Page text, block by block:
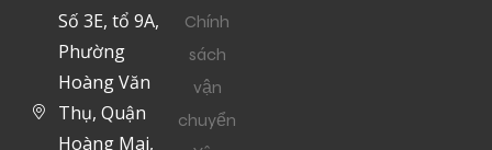
Số 3E, tổ 9A,
Phường
Hoàng Văn
Thụ, Quận
Hoàng Mai,
Chính
sách
vận
chuyển